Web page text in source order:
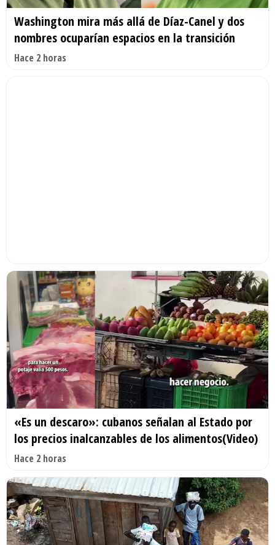
Washington mira más allá de Díaz-Canel y dos
nombres ocuparían espacios en la transición
Hace 2 horas
«Es un descaro»: cubanos señalan al Estado por
los precios inalcanzables de los alimentos(Video)
Hace 2 horas